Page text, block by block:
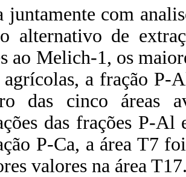
juntamente com
alternativo de
ao Melich-1, os
agrícolas, a fração P-
das cinco áreas
das frações P-
P-Ca, a área T7
valores na área